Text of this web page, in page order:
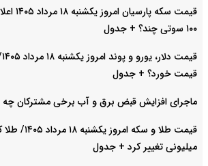
قیمت
۱۰۰ سوتی چند؟ + جدول
قیمت خورد؟ + جدول
ماجرای افزایش قبض برق و آب برخی مشترکان چه
قیمت طلا و سکه
میلیونی تغییر کرد + جدول